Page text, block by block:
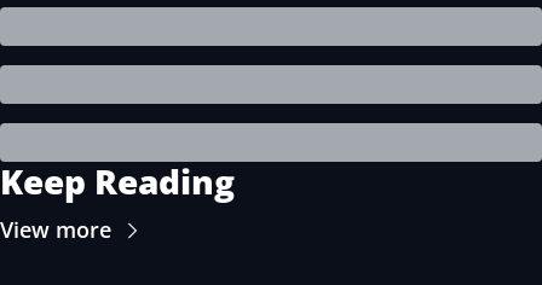
Keep Reading
View more